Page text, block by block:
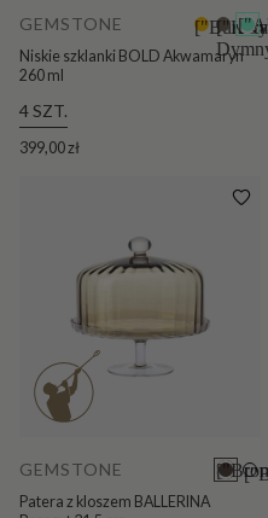
GEMSTONE
Niskie szklanki BOLD Akwamaryn
260 ml
4 SZT.
399,00 zł
GEMSTONE
Patera z kloszem BALLERINA